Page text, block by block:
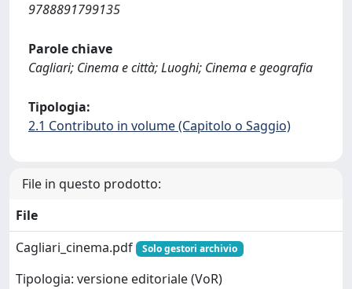
9788891799135
Parole chiave
Cagliari; Cinema e città; Luoghi; Cinema e geografia
Tipologia:
2.1 Contributo in volume (Capitolo o Saggio)
File in questo prodotto:
File
Cagliari_cinema.pdf
Solo gestori archivio
Tipologia: versione editoriale (VoR)